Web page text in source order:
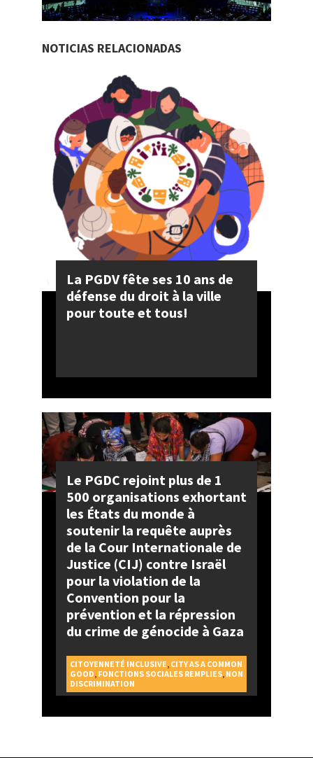
NOTICIAS RELACIONADAS
La PGDV fête ses 10 ans de
défense du droit à la ville
pour toute et tous!
Le PGDC rejoint plus de 1
500 organisations exhortant
les États du monde à
soutenir la requête auprès
de la Cour Internationale de
Justice (CIJ) contre Israël
pour la violation de la
Convention pour la
prévention et la répression
du crime de génocide à Gaza
CITOYENNETÉ INCLUSIVE CITY AS A COMMON
GOOD FONCTIONS SOCIALES REMPLIES, NON
DISCRIMINATION